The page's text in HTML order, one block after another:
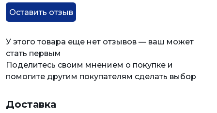
Оставить отзыв
У этого товара еще нет отзывов — ваш может
стать первым
Поделитесь своим мнением о покупке и
помогите другим покупателям сделать выбор
Доставка